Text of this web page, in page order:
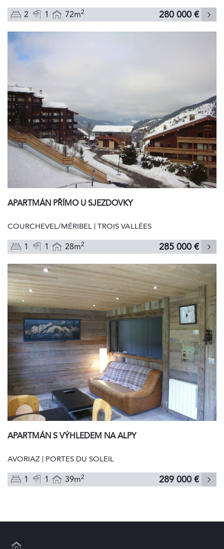
2 1 72m2 280 000 €
APARTMÁN PŘÍMO U SJEZDOVKY
COURCHEVEL/MÉRIBEL | TROIS VALLÉES
1 1 28m2 285 000 €
APARTMÁN S VÝHLEDEM NA ALPY
AVORIAZ | PORTES DU SOLEIL
1 1 39m2 289 000 €